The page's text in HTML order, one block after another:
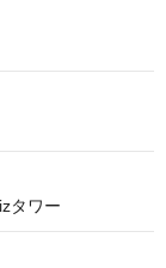
タワー